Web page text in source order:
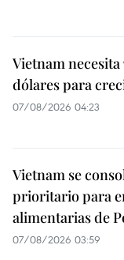
Vietnam
dólares para
07/08/2026 04:23
Vietnam se
prioritario para
alimentarias de
07/08/2026 03:59